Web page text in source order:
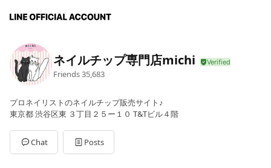
ネイルチップ専門店michi
Friends35,683
プロネイリストのネイルチップ販売サイト♪
東京都 渋谷区東 ３丁目２５ー１０ T&Tビル４階
Chat Posts